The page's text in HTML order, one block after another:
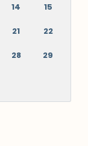
14 15
21 22
28 29